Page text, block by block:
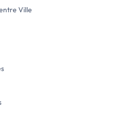
Ville